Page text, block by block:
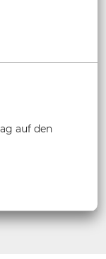
auf den